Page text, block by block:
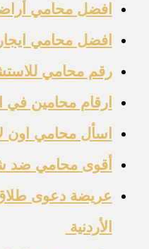
افضل محامي
افضل محامي
رقم محامي
ارقام محامين في
اسأل محامي اون
أقوى محامي ضد
عريضة دعوى
الأردنية